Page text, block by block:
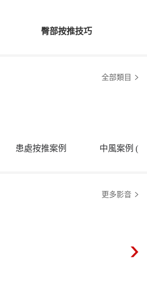
臀部按推技巧
全部類目
患處按推案例 中風案例 (
更多影音